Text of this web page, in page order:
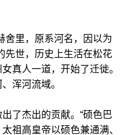
里，原系河名，因以为
先世，历史上生活在松花
真人一道，开始了迁徙。
浑河流域。
了杰出的贡献。“硕色巴
祖高皇帝以硕色兼通满、